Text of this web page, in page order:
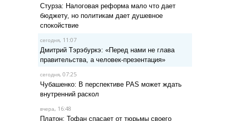
Стурза: Налоговая реформа мало что дает
бюджету, но политикам дает душевное
спокойствие
сегодня, 11:07
Дмитрий Тэрэбуркэ: «Перед нами не глава
правительства, а человек-презентация»
сегодня, 07:25
Чубашенко: В перспективе PAS может ждать
внутренний раскол
вчера, 16:48
Платон: Тофан спасает от тюрьмы своего